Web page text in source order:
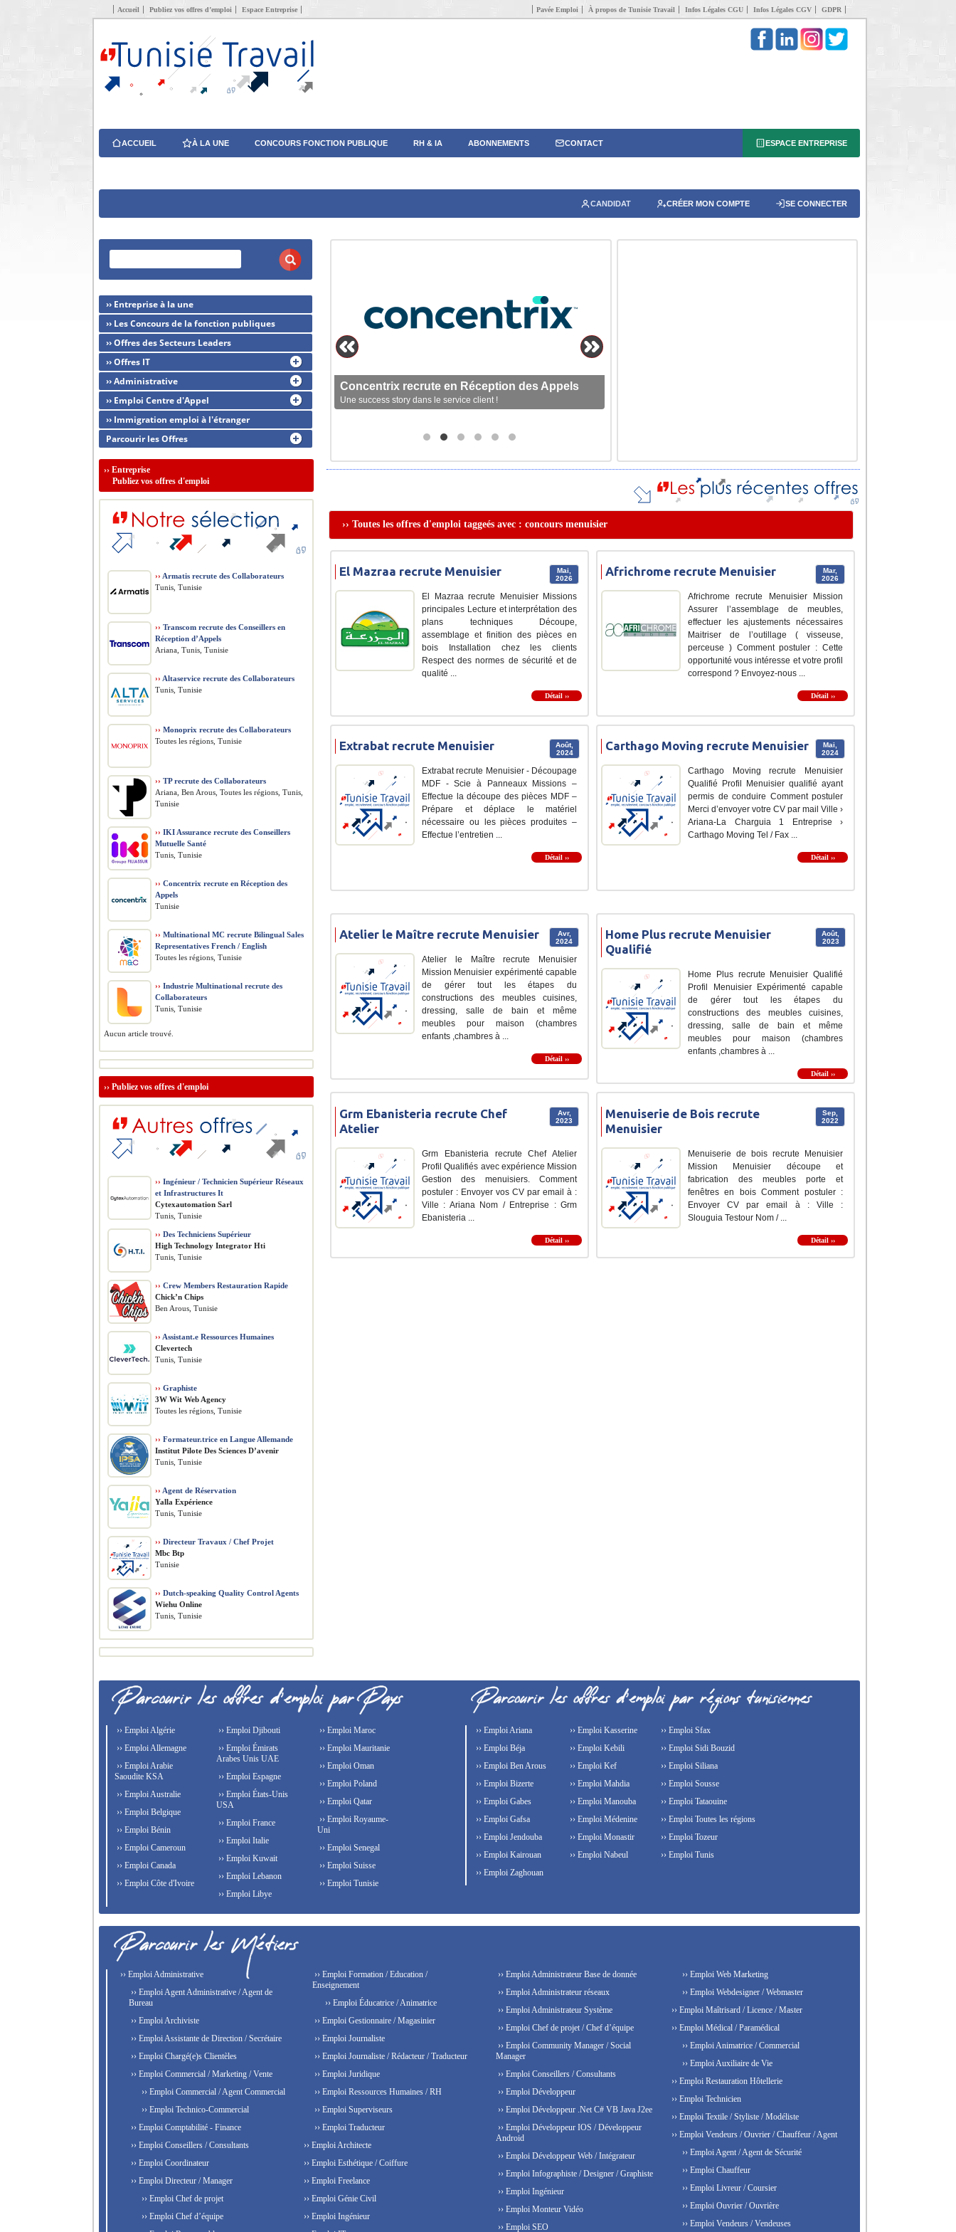
Accueil Publiez vos offres d’emploi Espace Entreprise Pavée Emploi À propos de Tunisie Travail Infos Légales CGU Infos Légales CGV GDPR
ACCUEIL À LA UNE CONCOURS FONCTION PUBLIQUE RH & IA ABONNEMENTS CONTACT ESPACE ENTREPRISE
CANDIDAT CRÉER MON COMPTE SE CONNECTER
Concentrix recrute en Réception des Appels
Une success story dans le service client !
›› Toutes les offres d'emploi taggeés avec : concours menuisier
Mai,
2026
El Mazraa recrute Menuisier
El Mazraa recrute Menuisier Missions
principales Lecture et interprétation des
plans techniques Découpe,
assemblage et finition des pièces en
bois Installation chez les clients
Respect des normes de sécurité et de
qualité ...
Détail ››
Mar,
2026
Africhrome recrute Menuisier
Africhrome recrute Menuisier Mission
Assurer l’assemblage de meubles,
effectuer les ajustements nécessaires
Maitriser de l’outillage ( visseuse,
perceuse ) Comment postuler : Cette
opportunité vous intéresse et votre profil
correspond ? Envoyez-nous ...
Détail ››
Août,
2024
Extrabat recrute Menuisier
Extrabat recrute Menuisier - Découpage
MDF - Scie à Panneaux Missions –
Effectue la découpe des pièces MDF –
Prépare et déplace le matériel
nécessaire ou les pièces produites –
Effectue l’entretien ...
Détail ››
Mai,
2024
Carthago Moving recrute Menuisier
Carthago Moving recrute Menuisier
Qualifié Profil Menuisier qualifié ayant
permis de conduire Comment postuler
Merci d’envoyer votre CV par mail Ville ›
Ariana-La Charguia 1 Entreprise ›
Carthago Moving Tel / Fax ...
Détail ››
Avr,
2024
Atelier le Maître recrute Menuisier
Atelier le Maître recrute Menuisier
Mission Menuisier expérimenté capable
de gérer tout les étapes du
constructions des meubles cuisines,
dressing, salle de bain et même
meubles pour maison (chambres
enfants ,chambres à ...
Détail ››
Août,
2023
Home Plus recrute Menuisier
Qualifié
Home Plus recrute Menuisier Qualifié
Profil Menuisier Expérimenté capable
de gérer tout les étapes du
constructions des meubles cuisines,
dressing, salle de bain et même
meubles pour maison (chambres
enfants ,chambres à ...
Détail ››
Avr,
2023
Grm Ebanisteria recrute Chef
Atelier
Grm Ebanisteria recrute Chef Atelier
Profil Qualifiés avec expérience Mission
Gestion des menuisiers. Comment
postuler : Envoyer vos CV par email à :
Ville : Ariana Nom / Entreprise : Grm
Ebanisteria ...
Détail ››
Sep,
2022
Menuiserie de Bois recrute
Menuisier
Menuiserie de bois recrute Menuisier
Mission Menuisier découpe et
fabrication des meubles porte et
fenêtres en bois Comment postuler :
Envoyer CV par email à : Ville :
Slouguia Testour Nom / ...
Détail ››
›› Entreprise à la une
›› Les Concours de la fonction publiques
›› Offres des Secteurs Leaders
›› Offres IT
›› Administrative
›› Emploi Centre d'Appel
›› Immigration emploi à l'étranger
Parcourir les Offres
›› Entreprise
Publiez vos offres d'emploi
›› Armatis recrute des Collaborateurs
Tunis, Tunisie
›› Transcom recrute des Conseillers en
Réception d’Appels
Ariana, Tunis, Tunisie
›› Altaservice recrute des Collaborateurs
Tunis, Tunisie
›› Monoprix recrute des Collaborateurs
Toutes les régions, Tunisie
›› TP recrute des Collaborateurs
Ariana, Ben Arous, Toutes les régions, Tunis,
Tunisie
›› IKI Assurance recrute des Conseillers
Mutuelle Santé
Tunis, Tunisie
›› Concentrix recrute en Réception des
Appels
Tunisie
›› Multinational MC recrute Bilingual Sales
Representatives French / English
Toutes les régions, Tunisie
›› Industrie Multinational recrute des
Collaborateurs
Tunis, Tunisie
Aucun article trouvé.
›› Publiez vos offres d'emploi
›› Ingénieur / Technicien Supérieur Réseaux
et Infrastructures It
Cytexautomation Sarl
Tunis, Tunisie
›› Des Techniciens Supérieur
High Technology Integrator Hti
Tunis, Tunisie
›› Crew Members Restauration Rapide
Chick’n Chips
Ben Arous, Tunisie
›› Assistant.e Ressources Humaines
Clevertech
Tunis, Tunisie
›› Graphiste
3W Wit Web Agency
Toutes les régions, Tunisie
›› Formateur.trice en Langue Allemande
Institut Pilote Des Sciences D’avenir
Tunis, Tunisie
›› Agent de Réservation
Yalla Expérience
Tunis, Tunisie
›› Directeur Travaux / Chef Projet
Mbc Btp
Tunisie
›› Dutch-speaking Quality Control Agents
Wiehu Online
Tunis, Tunisie
›› Emploi Algérie
›› Emploi Allemagne
›› Emploi Arabie
Saoudite KSA
›› Emploi Australie
›› Emploi Belgique
›› Emploi Bénin
›› Emploi Cameroun
›› Emploi Canada
›› Emploi Côte d'Ivoire
›› Emploi Djibouti
›› Emploi Émirats
Arabes Unis UAE
›› Emploi Espagne
›› Emploi États-Unis
USA
›› Emploi France
›› Emploi Italie
›› Emploi Kuwait
›› Emploi Lebanon
›› Emploi Libye
›› Emploi Maroc
›› Emploi Mauritanie
›› Emploi Oman
›› Emploi Poland
›› Emploi Qatar
›› Emploi Royaume-
Uni
›› Emploi Senegal
›› Emploi Suisse
›› Emploi Tunisie
›› Emploi Ariana
›› Emploi Béja
›› Emploi Ben Arous
›› Emploi Bizerte
›› Emploi Gabes
›› Emploi Gafsa
›› Emploi Jendouba
›› Emploi Kairouan
›› Emploi Kasserine
›› Emploi Kebili
›› Emploi Kef
›› Emploi Mahdia
›› Emploi Manouba
›› Emploi Médenine
›› Emploi Monastir
›› Emploi Nabeul
›› Emploi Sfax
›› Emploi Sidi Bouzid
›› Emploi Siliana
›› Emploi Sousse
›› Emploi Tataouine
›› Emploi Toutes les régions
›› Emploi Tozeur
›› Emploi Tunis
›› Emploi Zaghouan
›› Emploi Administrative
›› Emploi Agent Administrative / Agent de
Bureau
›› Emploi Archiviste
›› Emploi Assistante de Direction / Secrétaire
›› Emploi Chargé(e)s Clientèles
›› Emploi Commercial / Marketing / Vente
›› Emploi Commercial / Agent Commercial
›› Emploi Technico-Commercial
›› Emploi Comptabilité - Finance
›› Emploi Conseillers / Consultants
›› Emploi Coordinateur
›› Emploi Directeur / Manager
›› Emploi Chef de projet
›› Emploi Chef d’équipe
›› Emploi Formation / Education /
Enseignement
›› Emploi Éducatrice / Animatrice
›› Emploi Gestionnaire / Magasinier
›› Emploi Journaliste
›› Emploi Journaliste / Rédacteur / Traducteur
›› Emploi Juridique
›› Emploi Ressources Humaines / RH
›› Emploi Superviseurs
›› Emploi Traducteur
›› Emploi Architecte
›› Emploi Esthétique / Coiffure
›› Emploi Freelance
›› Emploi Génie Civil
›› Emploi Ingénieur
›› Emploi Administrateur Base de donnée
›› Emploi Administrateur réseaux
›› Emploi Administrateur Système
›› Emploi Chef de projet / Chef d’équipe
›› Emploi Community Manager / Social
Manager
›› Emploi Conseillers / Consultants
›› Emploi Développeur
›› Emploi Développeur .Net C# VB Java J2ee
›› Emploi Développeur IOS / Développeur
Android
›› Emploi Développeur Web / Intégrateur
›› Emploi Infographiste / Designer / Graphiste
›› Emploi Ingénieur
›› Emploi Monteur Vidéo
›› Emploi SEO
›› Emploi Web Marketing
›› Emploi Webdesigner / Webmaster
›› Emploi Maîtrisard / Licence / Master
›› Emploi Médical / Paramédical
›› Emploi Animatrice / Commercial
›› Emploi Auxiliaire de Vie
›› Emploi Restauration Hôtellerie
›› Emploi Technicien
›› Emploi Textile / Styliste / Modéliste
›› Emploi Vendeurs / Ouvrier / Chauffeur / Agent
›› Emploi Agent / Agent de Sécurité
›› Emploi Chauffeur
›› Emploi Livreur / Coursier
›› Emploi Ouvrier / Ouvrière
›› Emploi Vendeurs / Vendeuses